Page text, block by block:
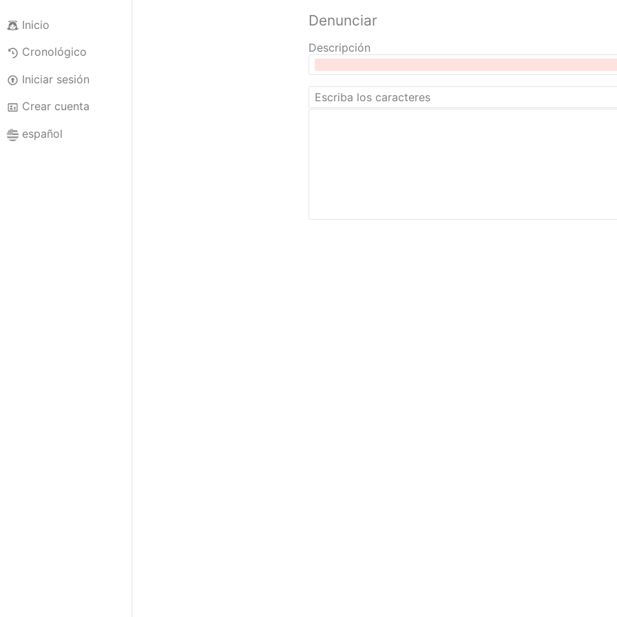
Inicio
Cronológico
Iniciar sesión
Crear cuenta
español
Denunciar
Descripción